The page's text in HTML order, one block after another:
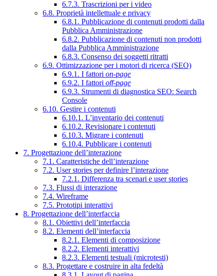
6.7.3. Trascrizioni per i video
6.8. Proprietà intellettuale e privacy
6.8.1. Pubblicazione di contenuti prodotti dalla
Pubblica Amministrazione
6.8.2. Pubblicazione di contenuti non prodotti
dalla Pubblica Amministrazione
6.8.3. Consenso dei soggetti ritratti
6.9. Ottimizzazione per i motori di ricerca (SEO)
6.9.1. I fattori on-page
6.9.2. I fattori off-page
6.9.3. Strumenti di diagnostica SEO: Search
Console
6.10. Gestire i contenuti
6.10.1. L’inventario dei contenuti
6.10.2. Revisionare i contenuti
6.10.3. Migrare i contenuti
6.10.4. Pubblicare i contenuti
7. Progettazione dell’interazione
7.1. Caratteristiche dell’interazione
7.2. User stories per definire l’interazione
7.2.1. Differenza tra scenari e user stories
7.3. Flussi di interazione
7.4. Wireframe
7.5. Prototipi interattivi
8. Progettazione dell’interfaccia
8.1. Obiettivi dell’interfaccia
8.2. Elementi dell’interfaccia
8.2.1. Elementi di composizione
8.2.2. Elementi interattivi
8.2.3. Elementi testuali (microtesti)
8.3. Progettare e costruire in alta fedeltà